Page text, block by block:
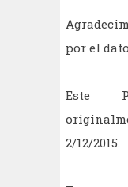
por el
Este
2/12/2015.